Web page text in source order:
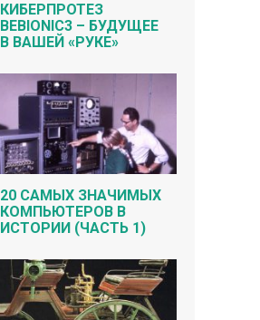
КИБЕРПРОТЕЗ
BEBIONIC3 – БУДУЩЕЕ
В ВАШЕЙ «РУКЕ»
20 САМЫХ ЗНАЧИМЫХ
КОМПЬЮТЕРОВ В
ИСТОРИИ (ЧАСТЬ 1)